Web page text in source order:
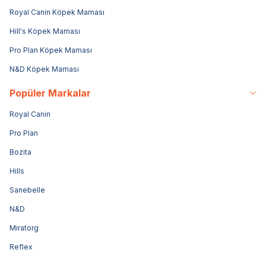
Royal Canin Köpek Maması
Hill's Köpek Maması
Pro Plan Köpek Maması
N&D Köpek Maması
Popüler Markalar
Royal Canin
Pro Plan
Bozita
Hills
Sanebelle
N&D
Miratorg
Reflex